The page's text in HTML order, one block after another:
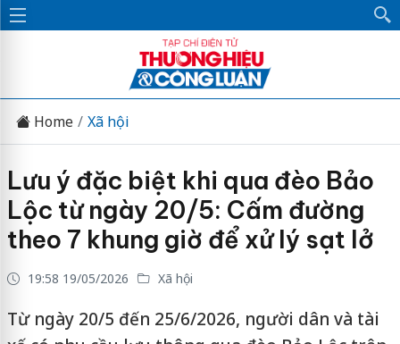
Home Xã hội
Lưu ý đặc biệt khi qua đèo Bảo
Lộc từ ngày 20/5: Cấm đường
theo 7 khung giờ để xử lý sạt lở
19:58 19/05/2026 Xã hội
Từ ngày 20/5 đến 25/6/2026, người dân và tài